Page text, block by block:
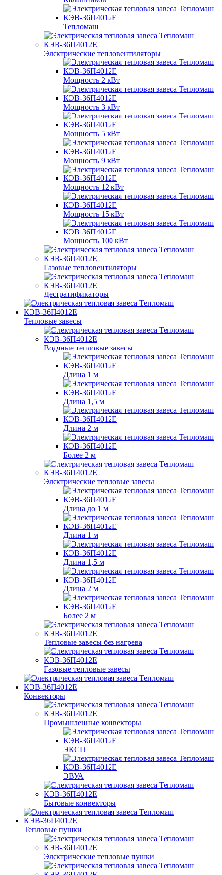
Тепломаш
Электрические тепловентиляторы
Мощность 2 кВт
Мощность 3 кВт
Мощность 5 кВт
Мощность 9 кВт
Мощность 12 кВт
Мощность 15 кВт
Мощность 100 кВт
Газовые тепловентиляторы
Дестратификаторы
Тепловые завесы
Водяные тепловые завесы
Длина 1 м
Длина 1,5 м
Длина 2 м
Более 2 м
Электрические тепловые завесы
Длина до 1 м
Длина 1 м
Длина 1,5 м
Длина 2 м
Более 2 м
Тепловые завесы без нагрева
Газовые тепловые завесы
Конвекторы
Промышленные конвекторы
ЭКСП
ЭВУА
Бытовые конвекторы
Тепловые пушки
Электрические тепловые пушки